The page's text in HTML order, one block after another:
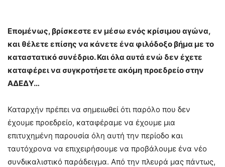
Επομένως, βρίσκεστε εν μέσω ενός κρίσιμου αγώνα,
και θέλετε επίσης να κάνετε ένα φιλόδοξο βήμα με το
καταστατικό συνέδριο. Και όλα αυτά ενώ δεν έχετε
καταφέρει να συγκροτήσετε ακόμη προεδρείο στην
ΑΔΕΔΥ…
Καταρχήν πρέπει να σημειωθεί ότι παρόλο που δεν
έχουμε προεδρείο, καταφέραμε να έχουμε μια
επιτυχημένη παρουσία όλη αυτή την περίοδο και
ταυτόχρονα να επιχειρήσουμε να προβάλουμε ένα νέο
συνδικαλιστικό παράδειγμα. Από την πλευρά μας πάντως,